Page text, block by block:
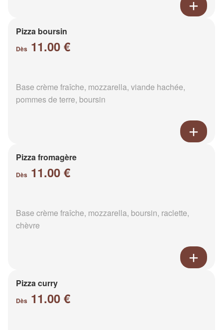
Pizza boursin
Dès 11.00 €
Base crème fraîche, mozzarella, viande hachée,
pommes de terre, boursin
Pizza fromagère
Dès 11.00 €
Base crème fraîche, mozzarella, boursin, raclette,
chèvre
Pizza curry
Dès 11.00 €